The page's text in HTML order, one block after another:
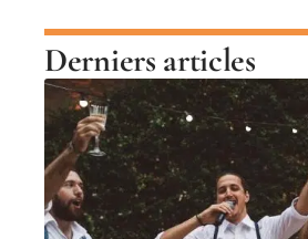
Derniers articles